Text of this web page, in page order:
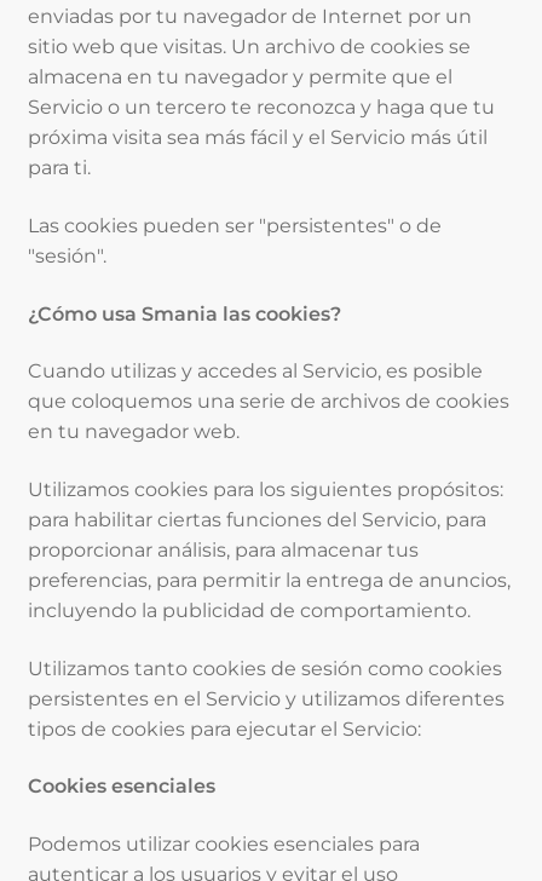
enviadas por tu navegador de Internet por un
sitio web que visitas. Un archivo de cookies se
almacena en tu navegador y permite que el
Servicio o un tercero te reconozca y haga que tu
próxima visita sea más fácil y el Servicio más útil
para ti.
Las cookies pueden ser "persistentes" o de
"sesión".
¿Cómo usa Smania las cookies?
Cuando utilizas y accedes al Servicio, es posible
que coloquemos una serie de archivos de cookies
en tu navegador web.
Utilizamos cookies para los siguientes propósitos:
para habilitar ciertas funciones del Servicio, para
proporcionar análisis, para almacenar tus
preferencias, para permitir la entrega de anuncios,
incluyendo la publicidad de comportamiento.
Utilizamos tanto cookies de sesión como cookies
persistentes en el Servicio y utilizamos diferentes
tipos de cookies para ejecutar el Servicio:
Cookies esenciales
Podemos utilizar cookies esenciales para
autenticar a los usuarios y evitar el uso